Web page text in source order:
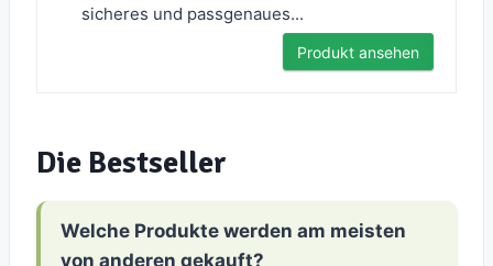
sicheres und passgenaues...
Produkt ansehen
Die Bestseller
Welche Produkte werden am meisten
von anderen gekauft?